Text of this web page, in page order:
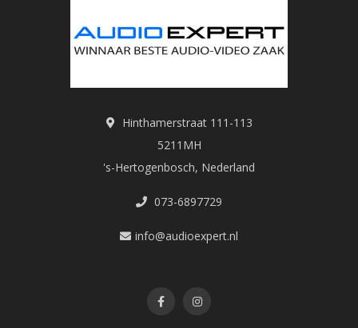
Hinthamerstraat 111-113
5211MH
's-Hertogenbosch, Nederland
073-6897729
info@audioexpert.nl